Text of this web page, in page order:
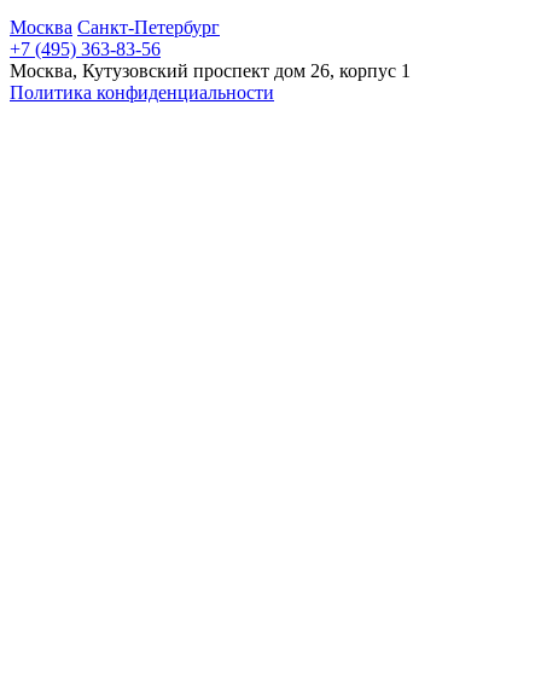
Москва Санкт-Петербург
+7 (495) 363-83-56
Москва, Кутузовский проспект дом 26, корпус 1
Политика конфиденциальности